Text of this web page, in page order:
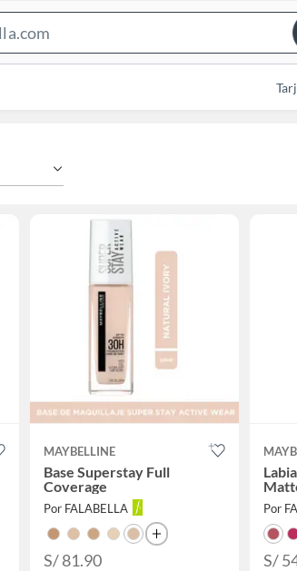
Bar
MAYBELLINE
Base Superstay Full
Coverage
Por FALABELLA
S/ 81.90
Por
S/